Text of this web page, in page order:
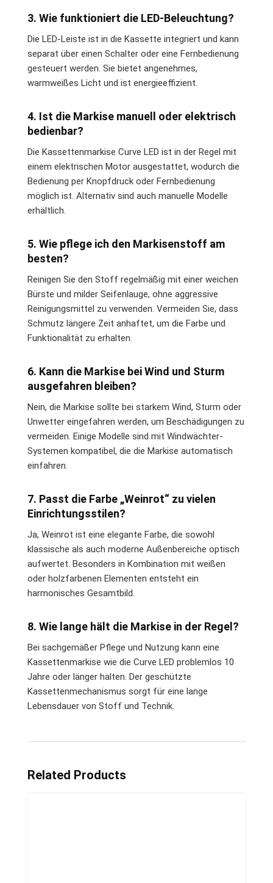
3. Wie funktioniert die LED-Beleuchtung?
Die LED-Leiste ist in die Kassette integriert und kann
separat über einen Schalter oder eine Fernbedienung
gesteuert werden. Sie bietet angenehmes,
warmweißes Licht und ist energieeffizient.
4. Ist die Markise manuell oder elektrisch
bedienbar?
Die Kassettenmarkise Curve LED ist in der Regel mit
einem elektrischen Motor ausgestattet, wodurch die
Bedienung per Knopfdruck oder Fernbedienung
möglich ist. Alternativ sind auch manuelle Modelle
erhältlich.
5. Wie pflege ich den Markisenstoff am
besten?
Reinigen Sie den Stoff regelmäßig mit einer weichen
Bürste und milder Seifenlauge, ohne aggressive
Reinigungsmittel zu verwenden. Vermeiden Sie, dass
Schmutz längere Zeit anhaftet, um die Farbe und
Funktionalität zu erhalten.
6. Kann die Markise bei Wind und Sturm
ausgefahren bleiben?
Nein, die Markise sollte bei starkem Wind, Sturm oder
Unwetter eingefahren werden, um Beschädigungen zu
vermeiden. Einige Modelle sind mit Windwächter-
Systemen kompatibel, die die Markise automatisch
einfahren.
7. Passt die Farbe „Weinrot“ zu vielen
Einrichtungsstilen?
Ja, Weinrot ist eine elegante Farbe, die sowohl
klassische als auch moderne Außenbereiche optisch
aufwertet. Besonders in Kombination mit weißen
oder holzfarbenen Elementen entsteht ein
harmonisches Gesamtbild.
8. Wie lange hält die Markise in der Regel?
Bei sachgemäßer Pflege und Nutzung kann eine
Kassettenmarkise wie die Curve LED problemlos 10
Jahre oder länger halten. Der geschützte
Kassettenmechanismus sorgt für eine lange
Lebensdauer von Stoff und Technik.
Related Products